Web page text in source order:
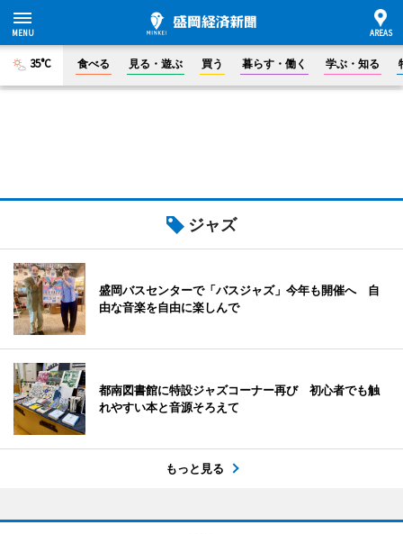
35°C 食べる 見る・遊ぶ 買う 暮らす・働く 学ぶ・知る
ジャズ
盛岡バスセンターで「バスジャズ」今年も開催へ 自
由な音楽を自由に楽しんで
都南図書館に特設ジャズコーナー再び 初心者でも触
れやすい本と音源そろえて
もっと見る